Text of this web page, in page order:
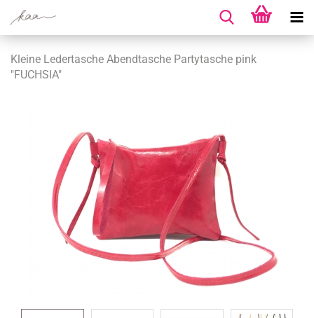
Kleine Ledertasche Abendtasche Partytasche pink
"FUCHSIA"